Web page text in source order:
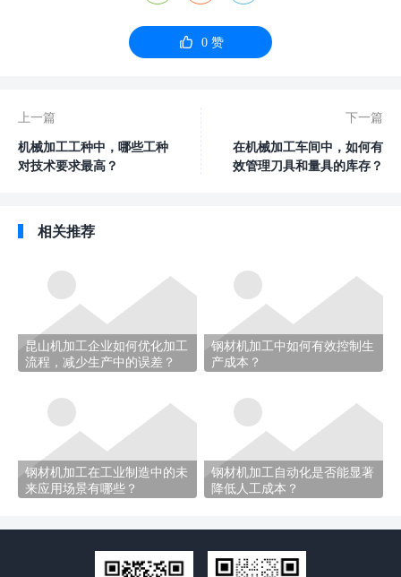
 0赞
上一篇
机械加工工种中，哪些工种
对技术要求最高？
下一篇
在机械加工车间中，如何有
效管理刀具和量具的库存？
相关推荐
昆山机加工企业如何优化加工
流程，减少生产中的误差？
钢材机加工中如何有效控制生
产成本？
钢材机加工在工业制造中的未
来应用场景有哪些？
钢材机加工自动化是否能显著
降低人工成本？